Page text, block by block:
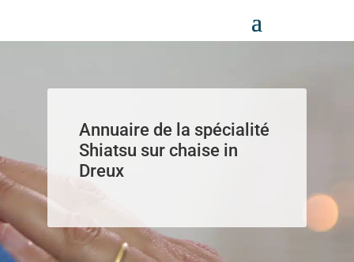
Annuaire de la spécialité
Shiatsu sur chaise in
Dreux